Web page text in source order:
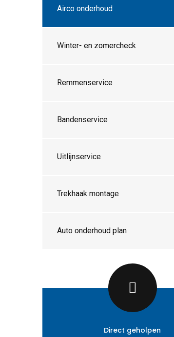
Airco onderhoud
Winter- en zomercheck
Remmenservice
Bandenservice
Uitlijnservice
Trekhaak montage
Auto onderhoud plan
Direct geholpen